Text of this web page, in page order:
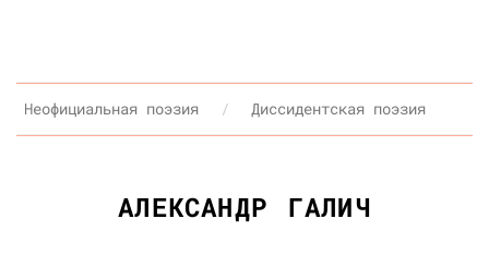
Неофициальная поэзия Диссидентская поэзия
АЛЕКСАНДР ГАЛИЧ